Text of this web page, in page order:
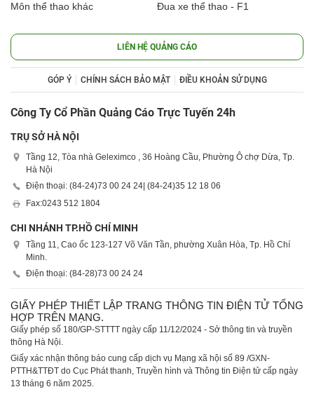
Môn thể thao khác Đua xe thể thao - F1
LIÊN HỆ QUẢNG CÁO
GÓP Ý CHÍNH SÁCH BẢO MẬT ĐIỀU KHOẢN SỬ DỤNG
Công Ty Cổ Phần Quảng Cáo Trực Tuyến 24h
TRỤ SỞ HÀ NỘI
Tầng 12, Tòa nhà Geleximco , 36 Hoàng Cầu, Phường Ô chợ Dừa, Tp.
Hà Nội
Điện thoại: (84-24)73 00 24 24 | (84-24)35 12 18 06
Fax:0243 512 1804
CHI NHÁNH TP.HỒ CHÍ MINH
Tầng 11, Cao ốc 123-127 Võ Văn Tần, phường Xuân Hòa, Tp. Hồ Chí
Minh.
Điện thoại: (84-28)73 00 24 24
GIẤY PHÉP THIẾT LẬP TRANG THÔNG TIN ĐIỆN TỬ TỔNG
HỢP TRÊN MẠNG.
Giấy phép số 180/GP-STTTT ngày cấp 11/12/2024 - Sở thông tin và truyền
thông Hà Nội.
Giấy xác nhận thông báo cung cấp dịch vụ Mạng xã hội số 89 /GXN-
PTTH&TTĐT do Cục Phát thanh, Truyền hình và Thông tin Điện tử cấp ngày
13 tháng 6 năm 2025.